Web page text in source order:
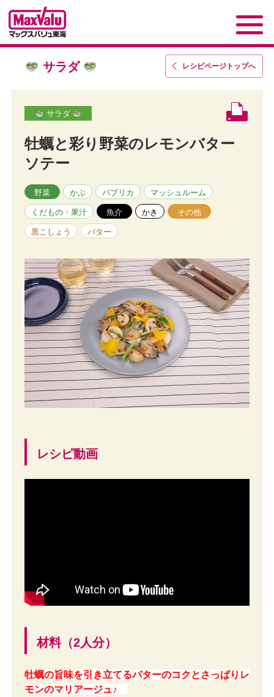
レシピページトップへ
サラダ
サラダ
牡蠣と彩り野菜のレモンバター
ソテー
野菜 かぶ パプリカ マッシュルーム
くだもの・果汁 魚介 かき その他
黒こしょう バター
レシピ動画
材料（2人分）
牡蠣の旨味を引き立てるバターのコクと さっぱりレ
モンのマリアージュ♪